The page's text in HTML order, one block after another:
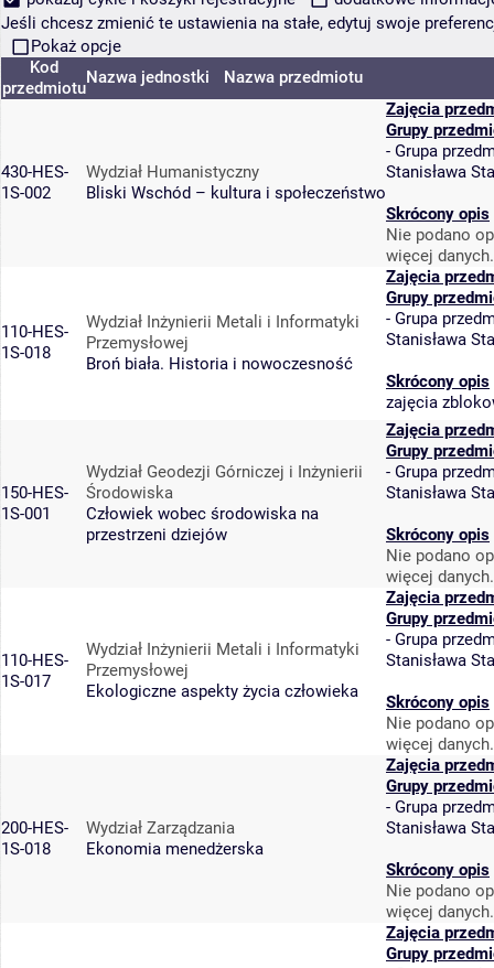
Jeśli chcesz zmienić te ustawienia na stałe, edytuj swoje
Pokaż opcje
Kod
przedmiotu
Nazwa jednostki Nazwa przedmiotu
430-HES-
1S-002
Wydział Humanistyczny
Bliski Wschód – kultura i społeczeństwo
Zajęcia
Grupy
- Grupa
Stanisława
Skrócony opis
Nie podano
więcej danych.
110-HES-
1S-018
Wydział Inżynierii Metali i Informatyki
Przemysłowej
Broń biała. Historia i nowoczesność
Zajęcia
Grupy
- Grupa
Stanisława
Skrócony opis
zajęcia
150-HES-
1S-001
Wydział Geodezji Górniczej i Inżynierii
Środowiska
Człowiek wobec środowiska na
przestrzeni dziejów
Zajęcia
Grupy
- Grupa
Stanisława
Skrócony opis
Nie podano
więcej danych.
110-HES-
1S-017
Wydział Inżynierii Metali i Informatyki
Przemysłowej
Ekologiczne aspekty życia człowieka
Zajęcia
Grupy
- Grupa
Stanisława
Skrócony opis
Nie podano
więcej danych.
200-HES-
1S-018
Wydział Zarządzania
Ekonomia menedżerska
Zajęcia
Grupy
- Grupa
Stanisława
Skrócony opis
Nie podano
więcej danych.
Zajęcia
Grupy